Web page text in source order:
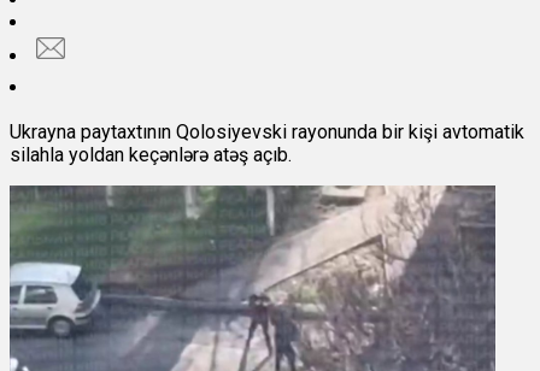
Ukrayna paytaxtının Qolosiyevski rayonunda bir kişi avtomatik
silahla yoldan keçənlərə atəş açıb.